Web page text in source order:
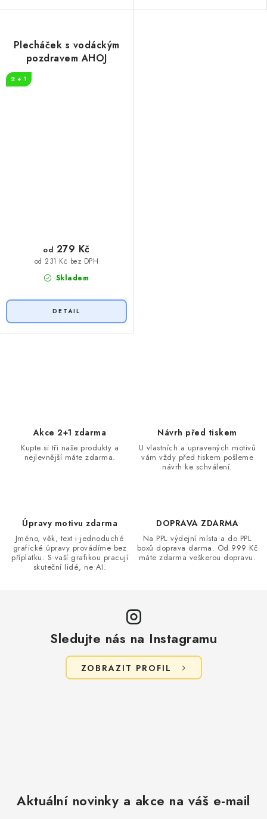
Plecháček s vodáckým
pozdravem AHOJ
2 + 1
Skladem
od 231 Kč bez DPH
od 279 Kč
y
Akce 2+1 zdarma
Kupte si tři naše produkty a
nejlevnější máte zdarma.
Návrh před tiskem
U vlastních a upravených motivů
vám vždy před tiskem pošleme
návrh ke schválení.
Úpravy motivu zdarma
Jméno, věk, text i jednoduché
grafické úpravy provádíme bez
příplatku. S vaší grafikou pracují
skuteční lidé, ne AI.
DOPRAVA ZDARMA
Na PPL výdejní místa a do PPL
boxů doprava darma. Od 999 Kč
máte zdarma veškerou dopravu.
Sledujte nás na Instagramu
ZOBRAZIT PROFIL
Aktuální novinky a akce na váš e-mail